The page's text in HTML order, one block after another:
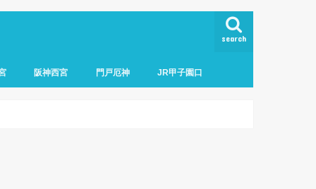
search
阪神西宮 門戸厄神 JR甲子園口